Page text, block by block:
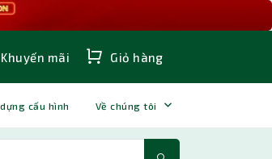
Khuyến mãi Giỏ hàng
cấu hình Về chúng tôi